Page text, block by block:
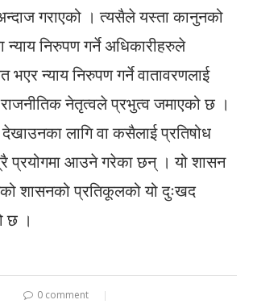
गराएको । त्यसैले यस्ता कानुनको
न्याय निरुपण गर्ने अधिकारीहरुले
भएर न्याय निरुपण गर्ने वातावरणलाई
नेतृत्वले प्रभुत्व जमाएको छ ।
लागि वा कसैलाई प्रतिषोध
प्रयोगमा आउने गरेका छन् । यो शासन
शासनको प्रतिकूलको यो दुःखद
छ ।
0 comment